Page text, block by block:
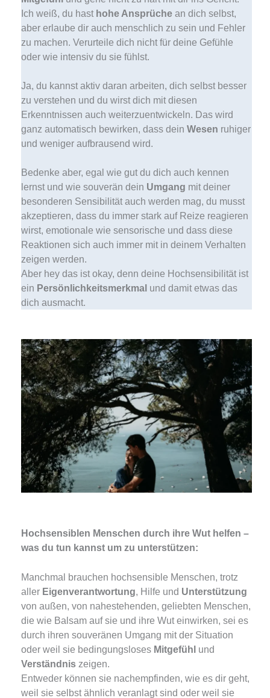
Ich weiß, du hast hohe Ansprüche an dich selbst,
aber erlaube dir auch menschlich zu sein und Fehler
zu machen. Verurteile dich nicht für deine Gefühle
oder wie intensiv du sie fühlst.
Ja, du kannst aktiv daran arbeiten, dich selbst besser
zu verstehen und du wirst dich mit diesen
Erkenntnissen auch weiterzuentwickeln. Das wird
ganz automatisch bewirken, dass dein Wesen ruhiger
und weniger aufbrausend wird.
Bedenke aber, egal wie gut du dich auch kennen
lernst und wie souverän dein Umgang mit deiner
besonderen Sensibilität auch werden mag, du musst
akzeptieren, dass du immer stark auf Reize reagieren
wirst, emotionale wie sensorische und dass diese
Reaktionen sich auch immer mit in deinem Verhalten
zeigen werden.
Aber hey das ist okay, denn deine Hochsensibilität ist
ein Persönlichkeitsmerkmal und damit etwas das
dich ausmacht.
Hochsensiblen Menschen durch ihre Wut helfen –
was du tun kannst um zu unterstützen:
Manchmal brauchen hochsensible Menschen, trotz
aller Eigenverantwortung, Hilfe und Unterstützung
von außen, von nahestehenden, geliebten Menschen,
die wie Balsam auf sie und ihre Wut einwirken, sei es
durch ihren souveränen Umgang mit der Situation
oder weil sie bedingungsloses Mitgefühl und
Verständnis zeigen.
Entweder können sie nachempfinden, wie es dir geht,
weil sie selbst ähnlich veranlagt sind oder weil sie